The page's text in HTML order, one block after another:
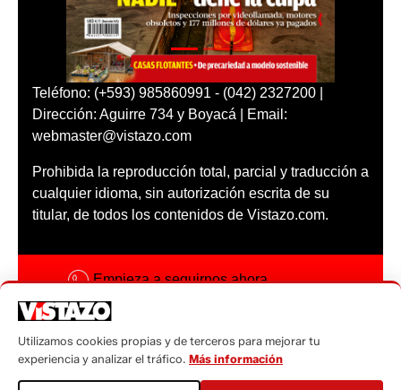
Teléfono: (+593) 985860991 - (042) 2327200 |
Dirección: Aguirre 734 y Boyacá | Email:
webmaster@vistazo.com
Prohibida la reproducción total, parcial y traducción a
cualquier idioma, sin autorización escrita de su
titular, de todos los contenidos de Vistazo.com.
Empieza a seguirnos ahora
Código ética
Sugerencias a:
Utilizamos cookies propias y de terceros para mejorar tu
experiencia y analizar el tráfico. Más información